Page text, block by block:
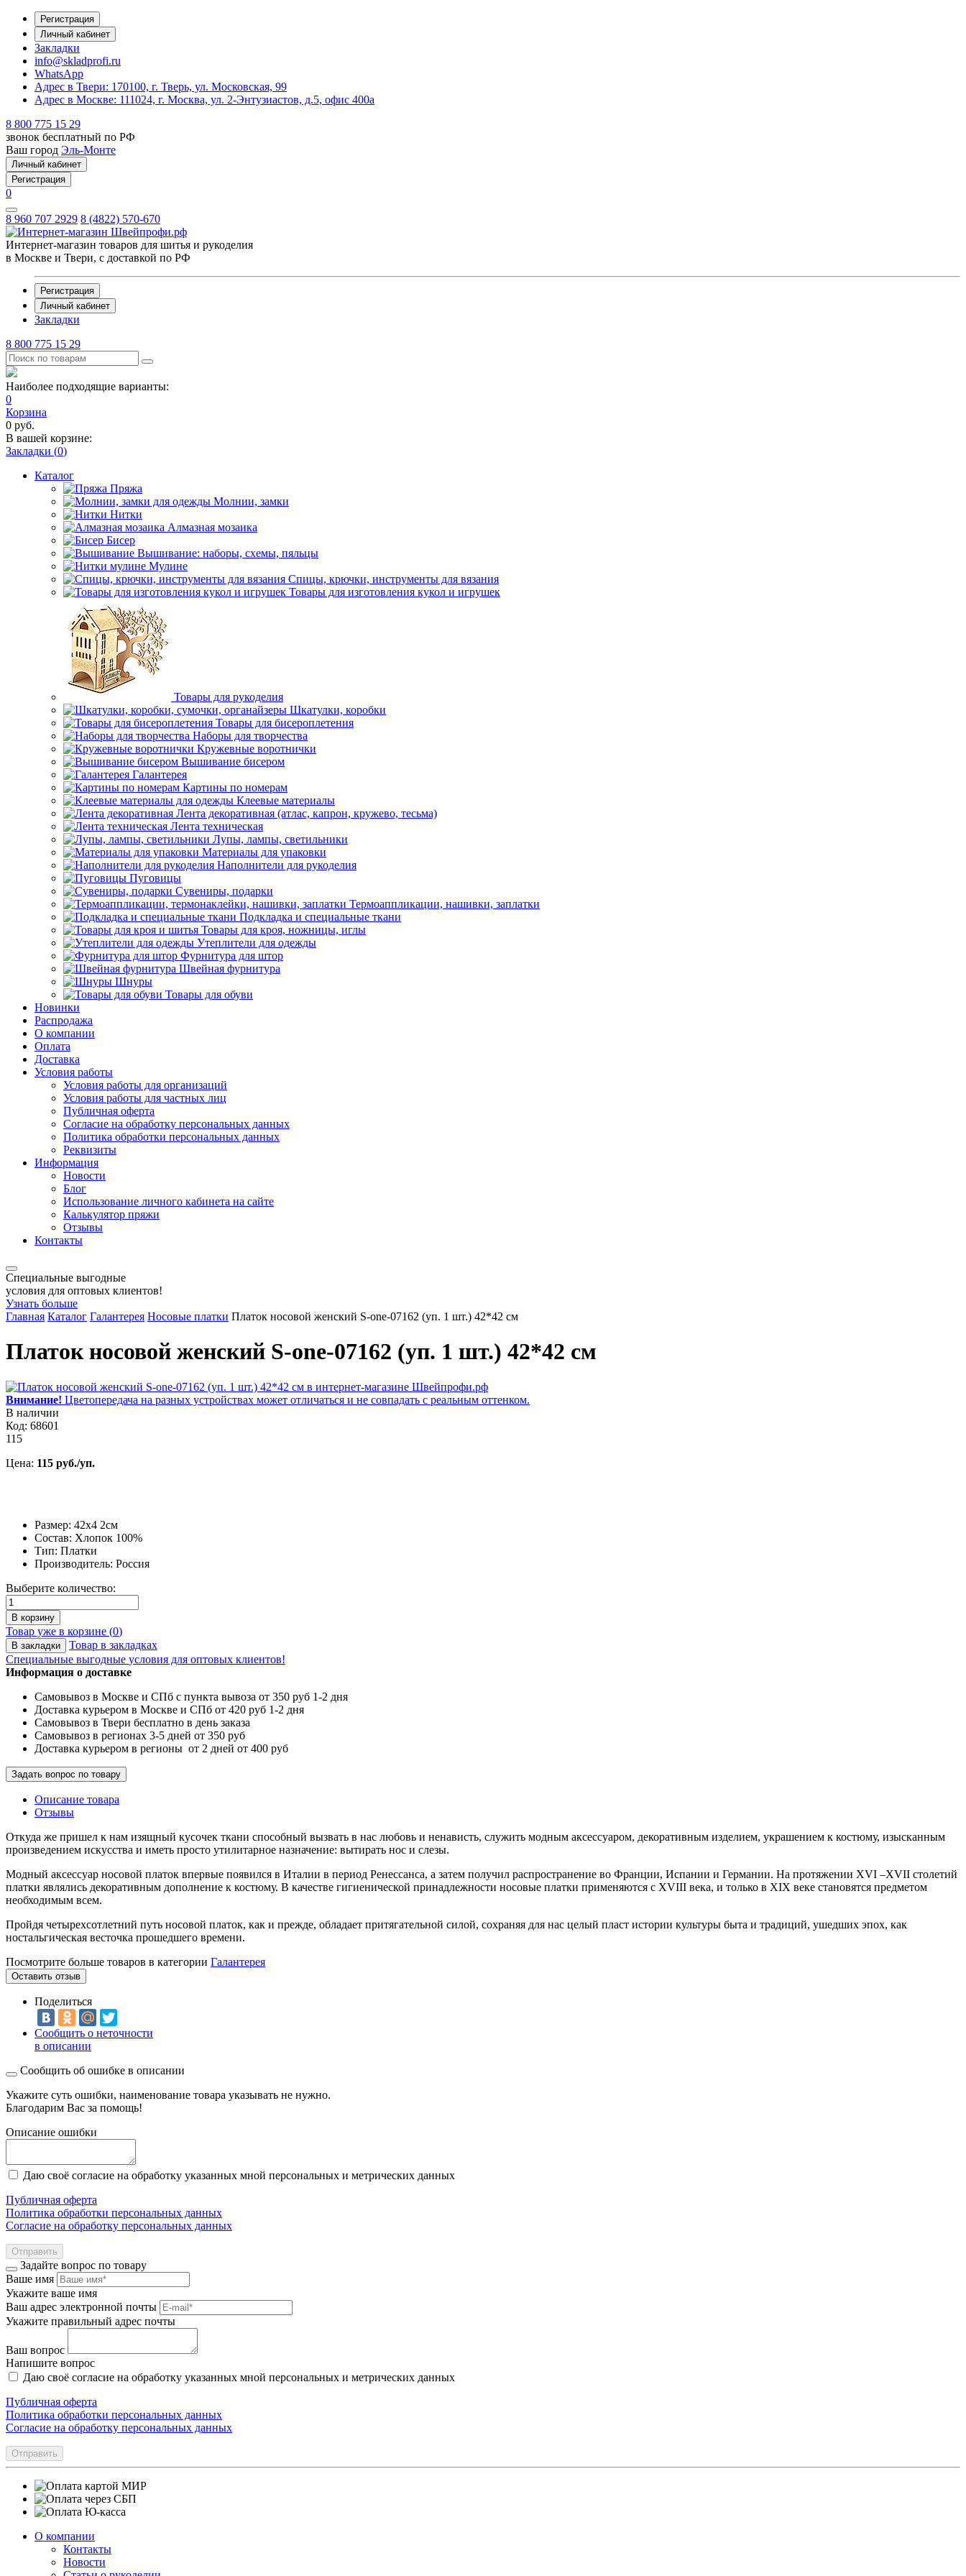
Регистрация
Личный кабинет
Закладки
info@skladprofi.ru
WhatsApp
Адрес в Твери: 170100, г. Тверь, ул. Московская, 99
Адрес в Москве: 111024, г. Москва, ул. 2-Энтузиастов, д.5, офис 400а
8 800 775 15 29
звонок бесплатный по РФ
Ваш город Эль-Монте
Личный кабинет
Регистрация
0
8 960 707 2929 8 (4822) 570-670
Интернет-магазин товаров для шитья и рукоделия
в Москве и Твери, с доставкой по РФ
Регистрация
Личный кабинет
Закладки
8 800 775 15 29
Наиболее подходящие варианты:
0
Корзина
0 руб.
В вашей корзине:
Закладки (0)
Каталог
Пряжа
Молнии, замки
Нитки
Алмазная мозаика
Бисер
Вышивание: наборы, схемы, пяльцы
Мулине
Спицы, крючки, инструменты для вязания
Товары для изготовления кукол и игрушек
Товары для рукоделия
Шкатулки, коробки
Товары для бисероплетения
Наборы для творчества
Кружевные воротнички
Вышивание бисером
Галантерея
Картины по номерам
Клеевые материалы
Лента декоративная (атлас, капрон, кружево, тесьма)
Лента техническая
Лупы, лампы, светильники
Материалы для упаковки
Наполнители для рукоделия
Пуговицы
Сувениры, подарки
Термоаппликации, нашивки, заплатки
Подкладка и специальные ткани
Товары для кроя, ножницы, иглы
Утеплители для одежды
Фурнитура для штор
Швейная фурнитура
Шнуры
Товары для обуви
Новинки
Распродажа
О компании
Оплата
Доставка
Условия работы
Условия работы для организаций
Условия работы для частных лиц
Публичная оферта
Согласие на обработку персональных данных
Политика обработки персональных данных
Реквизиты
Информация
Новости
Блог
Использование личного кабинета на сайте
Калькулятор пряжи
Отзывы
Контакты
Специальные выгодные
условия для оптовых клиентов!
Узнать больше
Главная Каталог Галантерея Носовые платки Платок носовой женский S-one-07162 (уп. 1 шт.) 42*42 см
Платок носовой женский S-one-07162 (уп. 1 шт.) 42*42 см
Внимание! Цветопередача на разных устройствах может отличаться и не совпадать с реальным оттенком.
В наличии
Код: 68601
115
Цена: 115 руб./уп.
Размер: 42х4 2см
Состав: Хлопок 100%
Тип: Платки
Производитель: Россия
Выберите количество:
В корзину
Товар уже в корзине (0)
В закладки
Товар в закладках
Специальные выгодные условия для оптовых клиентов!
Информация о доставке
Самовывоз в Москве и СПб с пункта вывоза от 350 руб 1-2 дня
Доставка курьером в Москве и СПб от 420 руб 1-2 дня
Самовывоз в Твери бесплатно в день заказа
Самовывоз в регионах 3-5 дней от 350 руб
Доставка курьером в регионы от 2 дней от 400 руб
Задать вопрос по товару
Описание товара
Отзывы
Откуда же пришел к нам изящный кусочек ткани способный вызвать в нас любовь и ненависть, служить модным аксессуаром, декоративным изделием, украшением к костюму, изысканным
произведением искусства и иметь просто утилитарное назначение: вытирать нос и слезы.
Модный аксессуар носовой платок впервые появился в Италии в период Ренессанса, а затем получил распространение во Франции, Испании и Германии. На протяжении ХVI –XVII столетий
платки являлись декоративным дополнение к костюму. В качестве гигиенической принадлежности носовые платки применяются с XVIII века, и только в XIX веке становятся предметом
необходимым всем.
Пройдя четырехсотлетний путь носовой платок, как и прежде, обладает притягательной силой, сохраняя для нас целый пласт истории культуры быта и традиций, ушедших эпох, как
ностальгическая весточка прошедшего времени.
Посмотрите больше товаров в категории Галантерея
Оставить отзыв
Поделиться
Сообщить о неточности
в описании
Сообщить об ошибке в описании
Укажите суть ошибки, наименование товара указывать не нужно.
Благодарим Вас за помощь!
Описание ошибки
Даю своё согласие на обработку указанных мной персональных и метрических данных
Публичная оферта
Политика обработки персональных данных
Согласие на обработку персональных данных
Отправить
Задайте вопрос по товару
Ваше имя
Укажите ваше имя
Ваш адрес электронной почты
Укажите правильный адрес почты
Ваш вопрос
Напишите вопрос
Даю своё согласие на обработку указанных мной персональных и метрических данных
Публичная оферта
Политика обработки персональных данных
Согласие на обработку персональных данных
Отправить
О компании
Контакты
Новости